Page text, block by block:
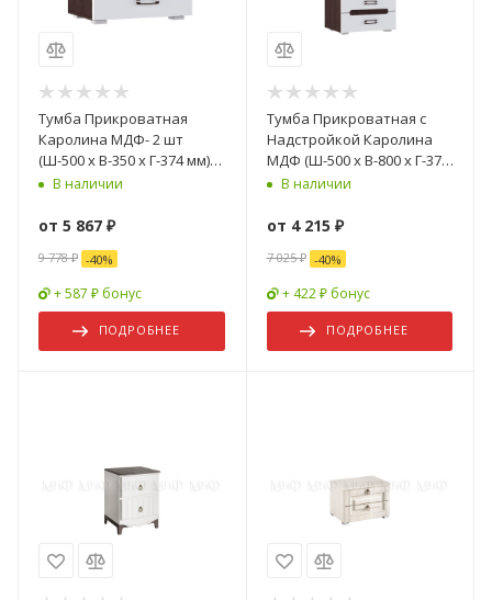
Тумба Прикроватная
Каролина МДФ- 2 шт
(Ш-500 х В-350 х Г-374 мм)/
Разные Цвета
В наличии
от 5 867 ₽
9 778 ₽ -40%
+ 587 ₽ бонус
ПОДРОБНЕЕ
Тумба Прикроватная с
Надстройкой Каролина
МДФ (Ш-500 х В-800 х Г-374
мм)/Разные Цвета
В наличии
от 4 215 ₽
7 025 ₽ -40%
+ 422 ₽ бонус
ПОДРОБНЕЕ